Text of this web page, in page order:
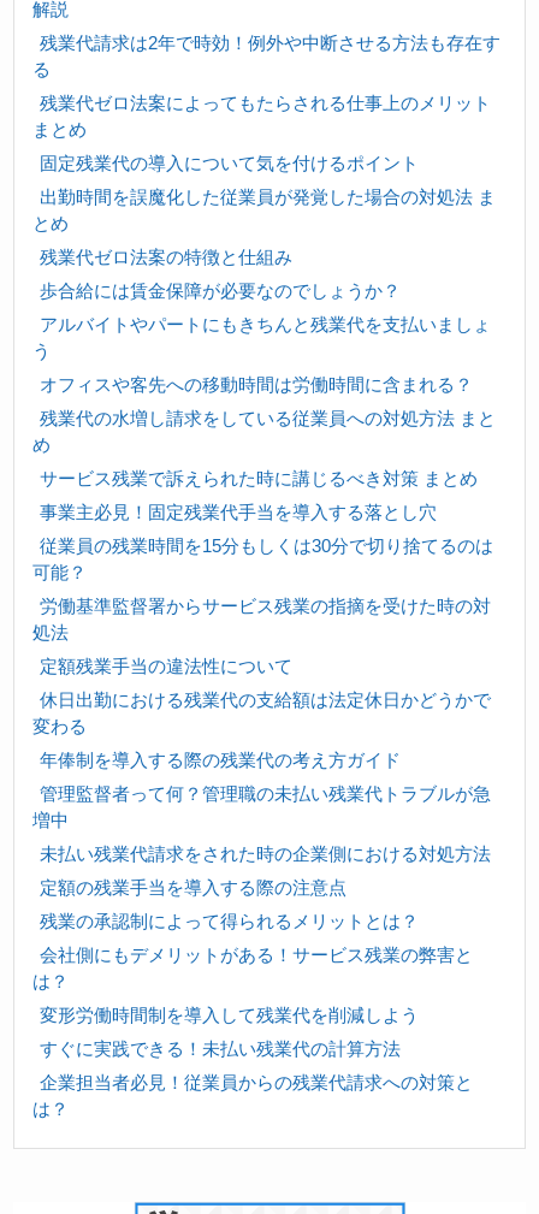
解説
残業代請求は2年で時効！例外や中断させる方法も存在す
る
残業代ゼロ法案によってもたらされる仕事上のメリット
まとめ
固定残業代の導入について気を付けるポイント
出勤時間を誤魔化した従業員が発覚した場合の対処法 ま
とめ
残業代ゼロ法案の特徴と仕組み
歩合給には賃金保障が必要なのでしょうか？
アルバイトやパートにもきちんと残業代を支払いましょ
う
オフィスや客先への移動時間は労働時間に含まれる？
残業代の水増し請求をしている従業員への対処方法 まと
め
サービス残業で訴えられた時に講じるべき対策 まとめ
事業主必見！固定残業代手当を導入する落とし穴
従業員の残業時間を15分もしくは30分で切り捨てるのは
可能？
労働基準監督署からサービス残業の指摘を受けた時の対
処法
定額残業手当の違法性について
休日出勤における残業代の支給額は法定休日かどうかで
変わる
年俸制を導入する際の残業代の考え方ガイド
管理監督者って何？管理職の未払い残業代トラブルが急
増中
未払い残業代請求をされた時の企業側における対処方法
定額の残業手当を導入する際の注意点
残業の承認制によって得られるメリットとは？
会社側にもデメリットがある！サービス残業の弊害と
は？
変形労働時間制を導入して残業代を削減しよう
すぐに実践できる！未払い残業代の計算方法
企業担当者必見！従業員からの残業代請求への対策と
は？